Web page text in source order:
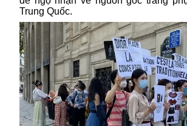
Trung Quốc.